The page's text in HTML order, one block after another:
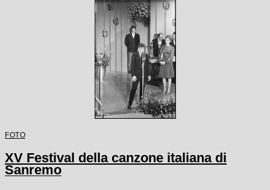
FOTO
XV Festival della canzone italiana di
Sanremo